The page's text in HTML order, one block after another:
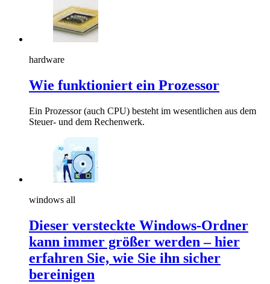
hardware
Wie funktioniert ein Prozessor
Ein Prozessor (auch CPU) besteht im wesentlichen aus dem
Steuer- und dem Rechenwerk.
windows all
Dieser versteckte Windows-Ordner
kann immer größer werden – hier
erfahren Sie, wie Sie ihn sicher
bereinigen